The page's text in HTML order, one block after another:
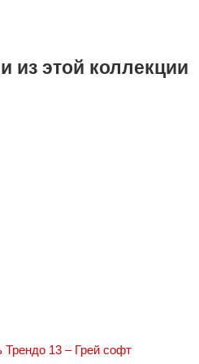
из этой коллекции
Трендо 13 – Грей софт